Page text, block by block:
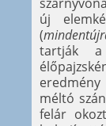
új
(
tartják a
méltó
felár